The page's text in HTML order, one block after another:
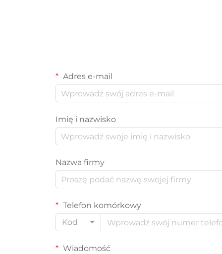
Adres e-mail
Imię i nazwisko
Nazwa firmy
Telefon komórkowy
Kod
Wiadomość